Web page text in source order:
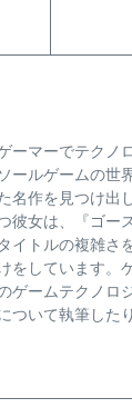
ーマーでテクノ
ールゲームの世
名作を見つけ出
彼女は、『ゴー
イトルの複雑さ
をしています。
ゲームテクノロ
ついて執筆した